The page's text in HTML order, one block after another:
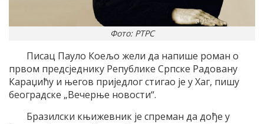
Фото: РТРС
Писац Пауло Коељо жели да напише роман о
првом предсједнику Републике Српске Радовану
Караџићу и његов приједлог стигао је у Хаг, пишу
београдске „Вечерње новости“.
Бразилски књижевник је спреман да дође у